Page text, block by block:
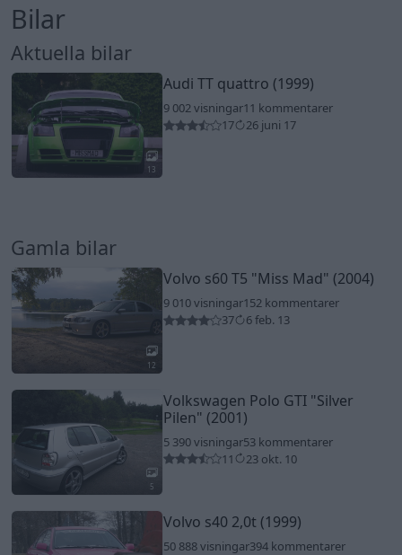
Bilar
Aktuella bilar
13
Audi TT quattro (1999)
9 002 visningar11 kommentarer
17
26 juni 17
Gamla bilar
12
Volvo s60 T5 "Miss Mad" (2004)
9 010 visningar152 kommentarer
37
6 feb. 13
5
Volkswagen Polo GTI "Silver
Pilen" (2001)
5 390 visningar53 kommentarer
11
23 okt. 10
Volvo s40 2,0t (1999)
50 888 visningar394 kommentarer